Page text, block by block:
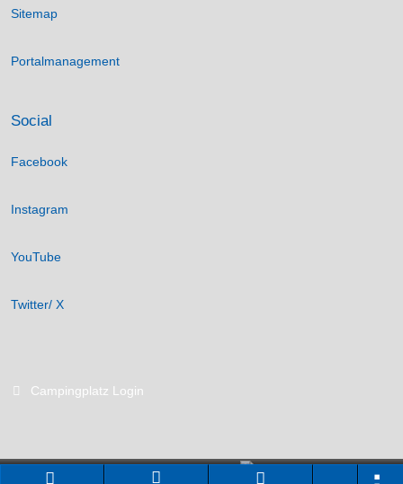
Sitemap
Portalmanagement
Social
Facebook
Instagram
YouTube
Twitter/ X
Campingplatz Login
Branchenportal Software made in Germany